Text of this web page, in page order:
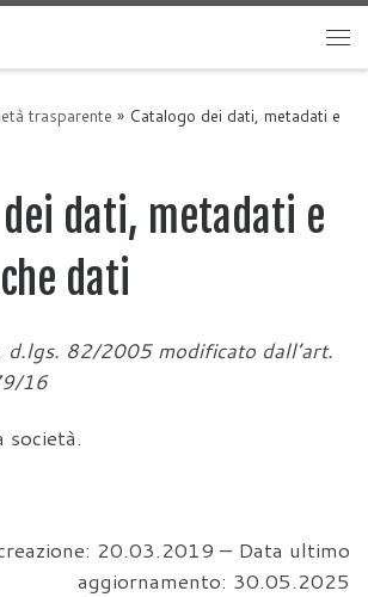
degli strumenti
trasparente » Catalogo dei dati, metadati e
dati, metadati e
dati
d.lgs. 82/2005 modificato dall’art.
16
società.
20.03.2019 – Data ultimo
aggiornamento: 30.05.2025